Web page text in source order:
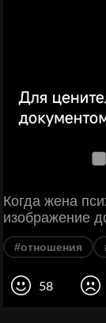
Когда жена
изображение
#отношения
58